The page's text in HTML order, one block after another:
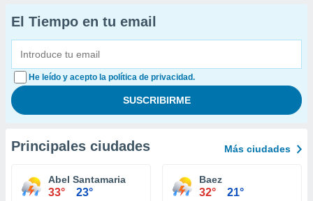
El Tiempo en tu email
He leído y acepto la política de privacidad.
Principales ciudades Más ciudades
Abel Santamaria
33° 23°
Baez
32° 21°